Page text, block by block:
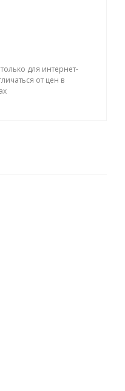
для интернет-
от цен в